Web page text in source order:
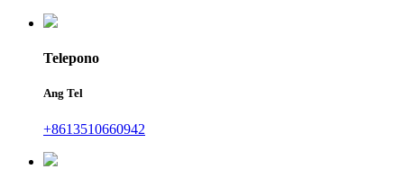
Telepono
Ang Tel
+8613510660942